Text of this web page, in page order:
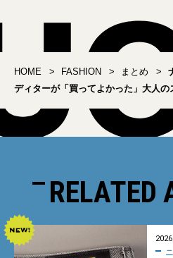
HOME FASHION まとめ
ディターが「買ってよかった」大人の
RELATED